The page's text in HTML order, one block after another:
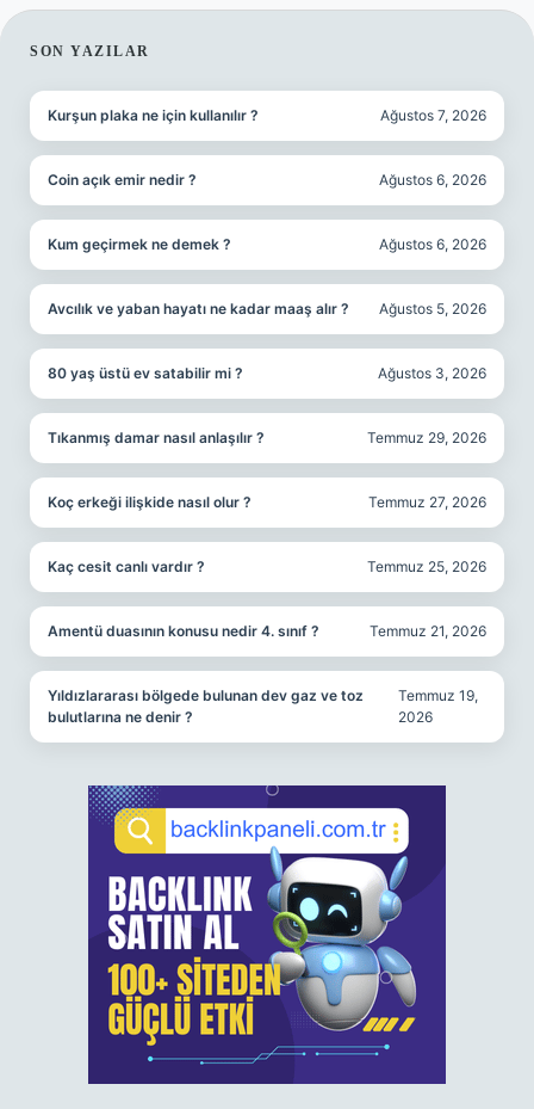
SIDEBAR
SON YAZILAR
Kurşun plaka ne için kullanılır ? Ağustos 7, 2026
Coin açık emir nedir ? Ağustos 6, 2026
Kum geçirmek ne demek ? Ağustos 6, 2026
Avcılık ve yaban hayatı ne kadar maaş alır ? Ağustos 5, 2026
80 yaş üstü ev satabilir mi ? Ağustos 3, 2026
Tıkanmış damar nasıl anlaşılır ? Temmuz 29, 2026
Koç erkeği ilişkide nasıl olur ? Temmuz 27, 2026
Kaç cesit canlı vardır ? Temmuz 25, 2026
Amentü duasının konusu nedir 4. sınıf ? Temmuz 21, 2026
Yıldızlararası bölgede bulunan dev gaz ve toz
bulutlarına ne denir ?
Temmuz 19,
2026